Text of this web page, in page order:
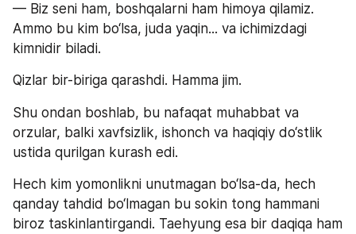
— Biz seni ham, boshqalarni ham himoya qilamiz.
Ammo bu kim bo‘lsa, juda yaqin... va ichimizdagi
kimnidir biladi.
Qizlar bir-biriga qarashdi. Hamma jim.
Shu ondan boshlab, bu nafaqat muhabbat va
orzular, balki xavfsizlik, ishonch va haqiqiy do‘stlik
ustida qurilgan kurash edi.
Hech kim yomonlikni unutmagan bo‘lsa-da, hech
qanday tahdid bo‘lmagan bu sokin tong hammani
biroz taskinlantirgandi. Taehyung esa bir daqiqa ham